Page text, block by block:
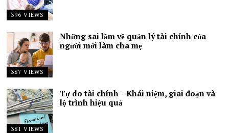
396 VIEWS
387 VIEWS
Những sai lầm về quản lý tài chính của
người mới làm cha mẹ
381 VIEWS
Tự do tài chính – Khái niệm, giai đoạn và
lộ trình hiệu quả